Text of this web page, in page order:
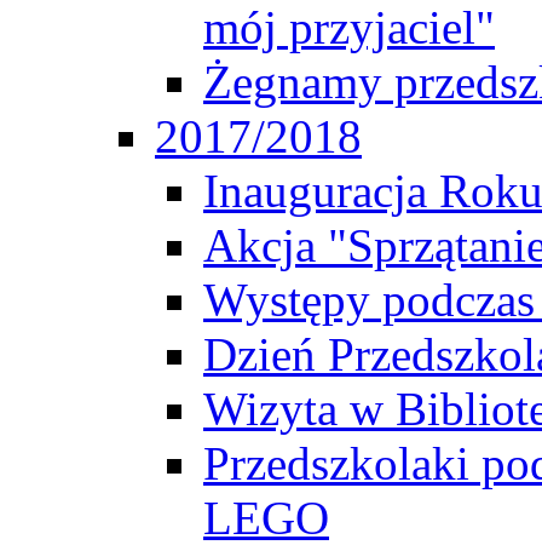
mój przyjaciel"
Żegnamy
2017/2018
Inauguracja
Akcja
Występy
Dzień
Wizyta w
Przedszkolaki
LEGO